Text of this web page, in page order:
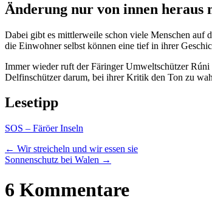
Änderung nur von innen heraus
Dabei gibt es mittlerweile schon viele Menschen auf
die Einwohner selbst können eine tief in ihrer
Immer wieder ruft der Färinger Umweltschützer
Delfinschützer darum, bei ihrer Kritik den Ton zu
Lesetipp
SOS – Färöer Inseln
← Wir streicheln und wir essen sie
Sonnenschutz bei Walen →
6 Kommentare